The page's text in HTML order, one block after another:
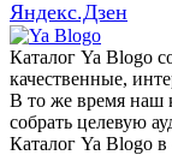
Яндекс.Дзен
Каталог Ya Blogo
качественные,
В то же время наш
собрать целевую
Каталог Ya Blogo в